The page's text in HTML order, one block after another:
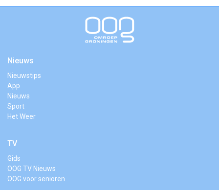
Nieuws
Nieuwstips
App
Nieuws
Sport
Het Weer
TV
Gids
OOG TV Nieuws
OOG voor senioren